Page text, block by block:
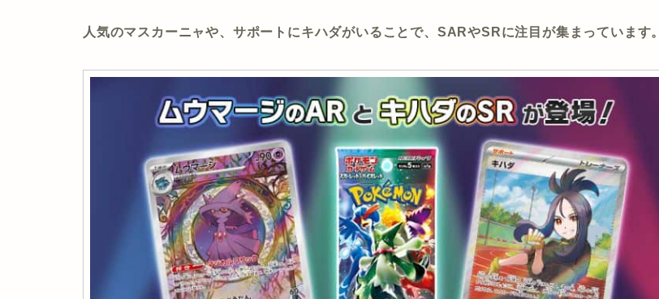
人気のマスカーニャや、サポートにキハダがいることで、SARやSRに注目が集まっています。